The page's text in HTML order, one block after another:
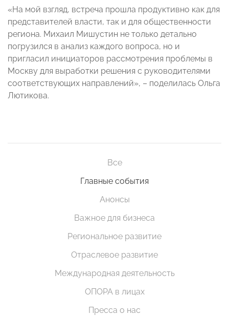
«На мой взгляд, встреча прошла продуктивно как для
представителей власти, так и для общественности
региона. Михаил Мишустин не только детально
погрузился в анализ каждого вопроса, но и
пригласил инициаторов рассмотрения проблемы в
Москву для выработки решения с руководителями
соответствующих направлений», – поделилась Ольга
Лютикова.
Все
Главные события
Анонсы
Важное для бизнеса
Региональное развитие
Отраслевое развитие
Международная деятельность
ОПОРА в лицах
Пресса о нас